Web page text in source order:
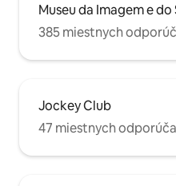
Museu da Imagem e do
385 miestnych
Jockey Club
47 miestnych odporúča